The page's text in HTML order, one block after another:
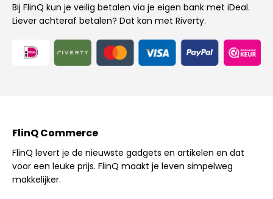
Bij FlinQ kun je veilig betalen via je eigen bank met iDeal.
Liever achteraf betalen? Dat kan met Riverty.
FlinQ Commerce
FlinQ levert je de nieuwste gadgets en artikelen en dat
voor een leuke prijs. FlinQ maakt je leven simpelweg
makkelijker.